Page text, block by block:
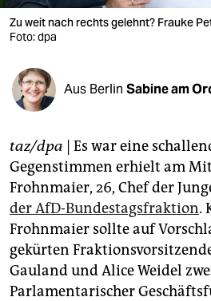
verlag
veranstaltungen
shop
fragen & hilfe
unterstützen
abo
genossenschaft
epaper login
Zu weit nach rechts gelehnt? Frauke
Foto: dpa
Aus Berlin Sabine am
taz/dpa | Es war eine
Gegenstimmen erhielt am
Frohnmaier, 26, Chef der
der AfD-Bundestagsfraktion.
Frohnmaier sollte auf
gekürten
Gauland und Alice Weidel
Parlamentarischer